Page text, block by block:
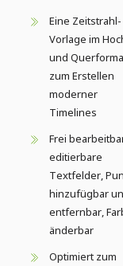
Eine Zeitstrahl-
Vorlage im
und
zum Erstellen
moderner
Timelines
Frei
editierbare
Textfelder,
hinzufügbar
entfernbar,
änderbar
Optimiert zum